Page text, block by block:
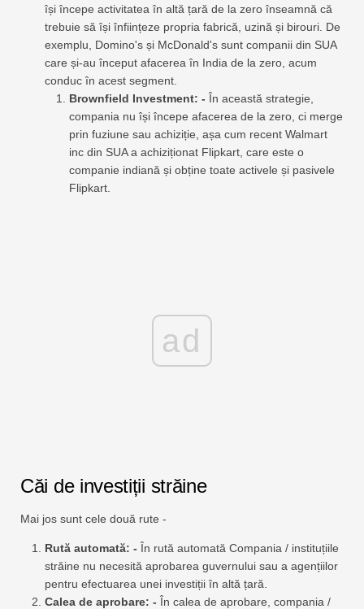
își începe activitatea în altă țară de la zero înseamnă că
trebuie să își înființeze propria fabrică, uzină și birouri. De
exemplu, Domino's și McDonald's sunt companii din SUA
care și-au început afacerea în India de la zero, acum
conduc în acest segment.
Brownfield Investment: - În această strategie,
compania nu își începe afacerea de la zero, ci merge
prin fuziune sau achiziție, așa cum recent Walmart
inc din SUA a achiziționat Flipkart, care este o
companie indiană și obține toate activele și pasivele
Flipkart.
ad
Căi de investiții străine
Mai jos sunt cele două rute -
Rută automată: - În rută automată Compania / instituțiile
străine nu necesită aprobarea guvernului sau a agențiilor
pentru efectuarea unei investiții în altă țară.
Calea de aprobare: - În calea de aprobare, compania /